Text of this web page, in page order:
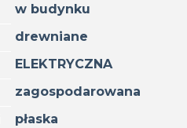
w budynku
drewniane
ELEKTRYCZNA
zagospodarowana
płaska